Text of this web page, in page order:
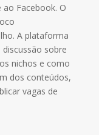
Facebook. O
A plataforma
sobre
nichos e como
dos conteúdos,
vagas de